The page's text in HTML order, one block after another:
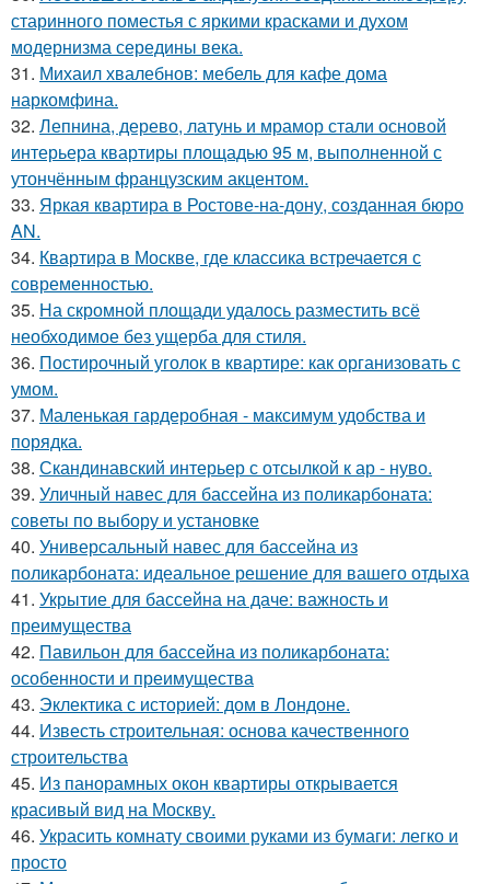
старинного поместья с яркими красками и духом
модернизма середины века.
31. Михаил хвалебнов: мебель для кафе дома
наркомфина.
32. Лепнина, дерево, латунь и мрамор стали основой
интерьера квартиры площадью 95 м, выполненной с
утончённым французским акцентом.
33. Яркая квартира в Ростове-на-дону, созданная бюро
AN.
34. Квартира в Москве, где классика встречается с
современностью.
35. На скромной площади удалось разместить всё
необходимое без ущерба для стиля.
36. Постирочный уголок в квартире: как организовать с
умом.
37. Маленькая гардеробная - максимум удобства и
порядка.
38. Скандинавский интерьер с отсылкой к ар - нуво.
39. Уличный навес для бассейна из поликарбоната:
советы по выбору и установке
40. Универсальный навес для бассейна из
поликарбоната: идеальное решение для вашего отдыха
41. Укрытие для бассейна на даче: важность и
преимущества
42. Павильон для бассейна из поликарбоната:
особенности и преимущества
43. Эклектика с историей: дом в Лондоне.
44. Известь строительная: основа качественного
строительства
45. Из панорамных окон квартиры открывается
красивый вид на Москву.
46. Украсить комнату своими руками из бумаги: легко и
просто